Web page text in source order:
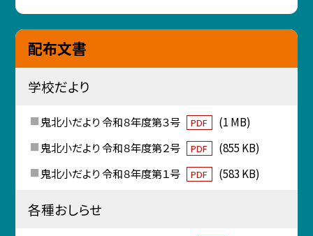
配布文書
学校だより
鬼北小だより 令和８年度第３号 PDF
(1 MB)
鬼北小だより 令和８年度第２号
PDF
(855 KB)
鬼北小だより 令和８年度第１号
PDF (583 KB)
各種おしらせ